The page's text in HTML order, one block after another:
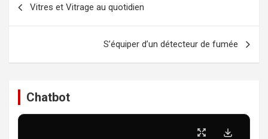
Vitres et Vitrage au quotidien
S’équiper d’un détecteur de fumée
Chatbot